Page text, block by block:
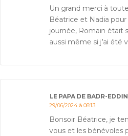
Un grand merci à
Béatrice et Nadia
journée, Romain était
aussi même si j’ai été
LE PAPA DE BADR-
29/06/2024 à 08:13
Bonsoir Béatrice, je
vous et les bénévoles